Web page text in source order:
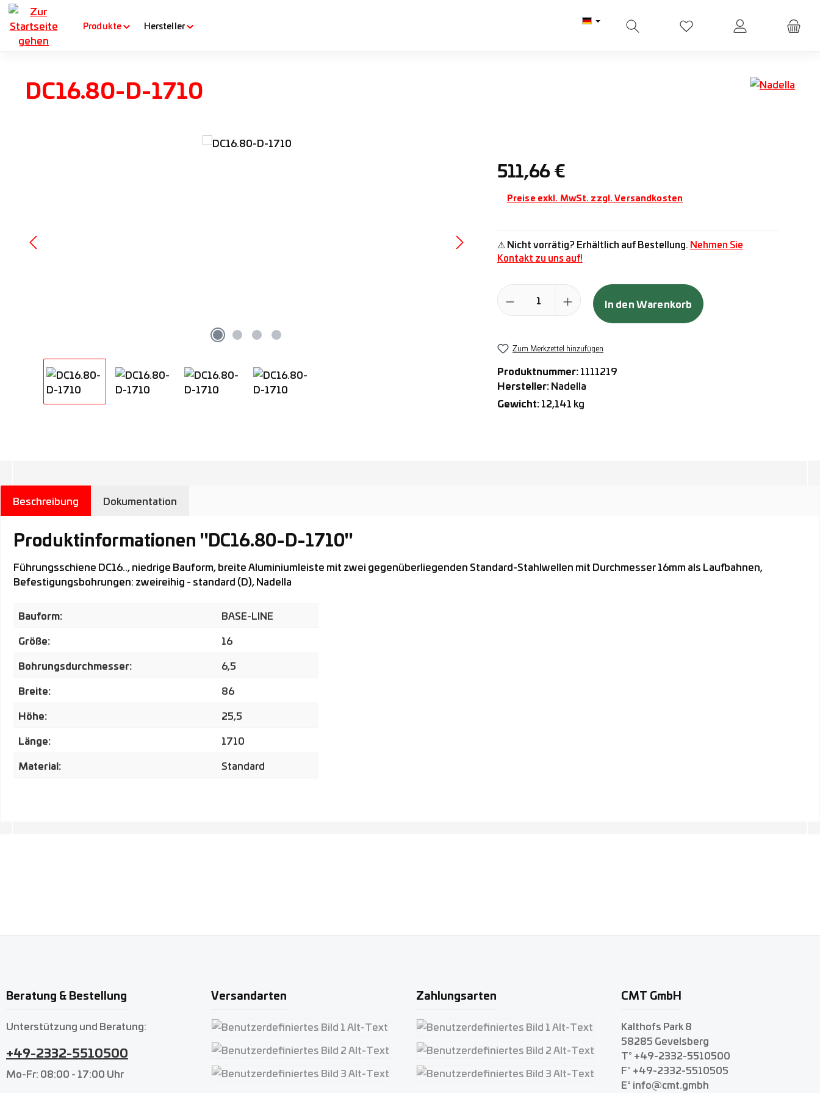
Hauptinhalt springen
Zur Suche springen
Zur Hauptnavigation springen
Produkte Hersteller Du hast 0 Produkte auf dem
DC16.80-D-1710
Regulärer Preis:
511,66 €
Preise exkl. MwSt. zzgl. Versandkosten
⚠ Nicht vorrätig? Erhältlich auf Bestellung. Nehmen Sie
Kontakt zu uns auf!
Produkt Anzahl: Gib den gewünschten Wert ein oder benutze die
In den Warenkorb
Zum Merkzettel hinzufügen
Produktnummer:1111219
Hersteller:Nadella
Gewicht:12,141 kg
Beschreibung Dokumentation
Produktinformationen "DC16.80-D-1710"
Führungsschiene DC16.., niedrige Bauform, breite Aluminiumleiste mit zwei gegenüberliegenden Standard-Stahlwellen mit Durchmesser 16mm als Laufbahnen,
Befestigungsbohrungen: zweireihig - standard (D), Nadella
Bauform: BASE-LINE
Größe: 16
Bohrungsdurchmesser: 6,5
Breite: 86
Höhe: 25,5
Länge: 1710
Material: Standard
Beratung & Bestellung
Unterstützung und Beratung:
+49-2332-5510500
Mo-Fr: 08:00 - 17:00 Uhr
Versandarten
Benutzerdefiniertes Bild 1
Benutzerdefiniertes Bild 2
Zahlungsarten
Benutzerdefiniertes Bild 1
Benutzerdefiniertes Bild 2
CMT GmbH
Kalthofs Park 8
58285 Gevelsberg
T° +49-2332-5510500
F° +49-2332-5510505
E° info@cmt.gmbh